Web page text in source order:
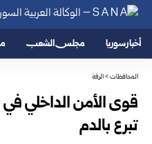
أخبار سوريا مجلس الشعب
المحافظات>الرقة
قوى الأمن الداخلي
تبرع بالدم